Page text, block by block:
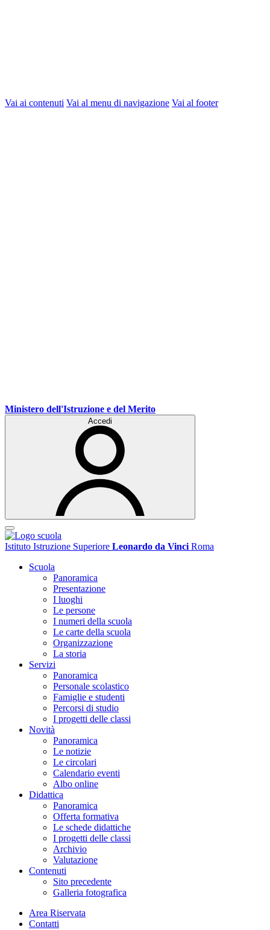
Vai ai contenuti Vai al menu di navigazione Vai al footer
Ministero dell'Istruzione e del Merito
Accedi
Istituto Istruzione Superiore Leonardo da Vinci Roma
Scuola
Panoramica
Presentazione
I luoghi
Le persone
I numeri della scuola
Le carte della scuola
Organizzazione
La storia
Servizi
Panoramica
Personale scolastico
Famiglie e studenti
Percorsi di studio
I progetti delle classi
Novità
Panoramica
Le notizie
Le circolari
Calendario eventi
Albo online
Didattica
Panoramica
Offerta formativa
Le schede didattiche
I progetti delle classi
Archivio
Valutazione
Contenuti
Sito precedente
Galleria fotografica
Area Riservata
Contatti